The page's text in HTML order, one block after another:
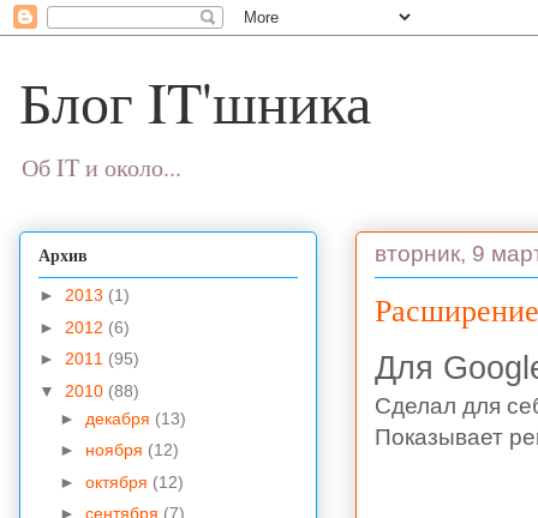
Блог IT'шника
Об IT и около...
вторник, 9
Для
Сделал для
Показывает
Архив
► 2013 (1)
► 2012 (6)
► 2011 (95)
▼ 2010 (88)
► декабря (13)
► ноября (12)
► октября (12)
► сентября (7)